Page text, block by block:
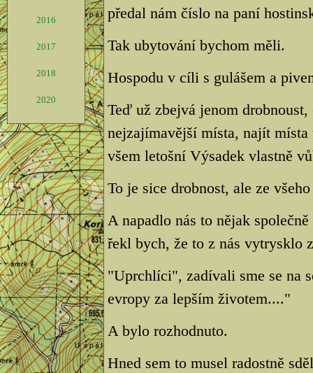
2016
2017
2018
2020
předal nám číslo na paní
Tak ubytování bychom měli.
Hospodu v cíli s gulášem a
Teď už zbejvá jenom
nejzajímavější místa, najít
všem letošní Výsadek vlastně
To je sice drobnost, ale ze
A napadlo nás to nějak
řekl bych, že to z nás vytrysklo
"Uprchlíci", zadívali sme se na
evropy za lepším životem...."
A bylo rozhodnuto.
Hned sem to musel radostně